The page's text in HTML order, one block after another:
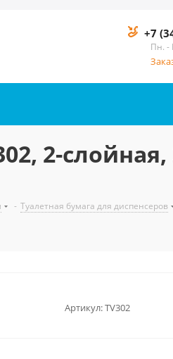
+7
Пн. -
2-слойная,
- Туалетная бумага для диспенсеров
Артикул:TV302